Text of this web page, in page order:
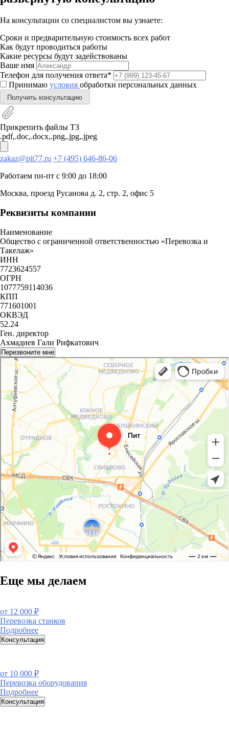
На консультации со специалистом вы узнаете:
Сроки и предварительную стоимость всех работ
Как будут проводиться работы
Какие ресурсы будут задействованы
Ваше имя
Телефон для получения ответа*
Принимаю условия обработки персональных данных
Получить консультацию
Прикрепить файлы ТЗ
.pdf,.doc,.docx,.png,.jpg,.jpeg
zakaz@pit77.ru +7 (495) 646-86-06
Работаем пн-пт с 9:00 до 18:00
Москва, проезд Русанова д. 2, стр. 2, офис 5
Реквизиты компании
Наименование
Общество с ограниченной ответственностью «Перевозка и
Такелаж»
ИНН
7723624557
ОГРН
1077759114036
КПП
771601001
ОКВЭД
52.24
Ген. директор
Ахмадиев Гали Рифкатович
Перезвоните мне
Пит - Перевозка и Такелаж
Логистическая компания в Москве
Переезды в Москве
Еще мы делаем
от 12 000 ₽
Перевозка станков
Подробнее
Консультация
от 10 000 ₽
Перевозка оборудования
Подробнее
Консультация